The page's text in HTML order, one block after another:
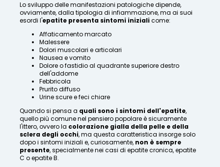
Lo sviluppo delle manifestazioni patologiche dipende,
ovviamente, dalla tipologia di infiammazione, ma ai suoi
esordi l'epatite presenta sintomi inizialicome:
Affaticamento marcato
Malessere
Dolori muscolari e articolari
Nausea e vomito
Dolore o fastidio al quadrante superiore destro
dell'addome
Febbricola
Prurito diffuso
Urine scure e feci chiare
Quando si pensa a quali sono i sintomi dell'epatite,
quello più comune nel pensiero popolare è sicuramente
l'ittero, ovvero la colorazione gialla della pelle e della
sclera degli occhi, ma questa caratteristica insorge solo
dopo i sintomi iniziali e, curiosamente, non è sempre
presente, specialmente nei casi di epatite cronica, epatite
C o epatite B.